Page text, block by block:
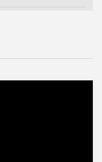
宿泊施設